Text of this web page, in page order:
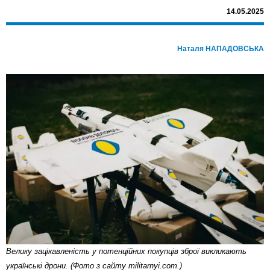
14.05.2025
Наталя НАПАДОВСЬКА
Велику зацікавленість у потенційних покупців зброї викликають
українські дрони. (Фото з сайту militarnyi.com.)